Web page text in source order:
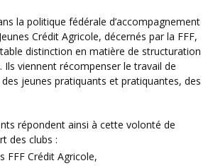
Crédit Agricole, décernés par la FFF,
distinction en matière de structuration
viennent récompenser le travail de
jeunes pratiquants et pratiquantes, des
des clubs :
FFF Crédit Agricole,